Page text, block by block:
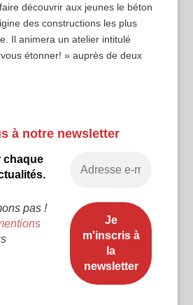
découvrir aux jeunes le béton
des constructions les plus
Il animera un atelier intitulé
étonner! » auprès de deux
à notre newsletter
chaque
pas !